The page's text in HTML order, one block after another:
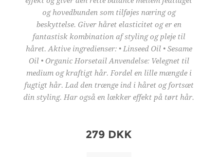
og hovedbunden som tilføjes næring og
beskyttelse. Giver håret elasticitet og er en
fantastisk kombination af styling og pleje til
håret. Aktive ingredienser: • Linseed Oil • Sesame
Oil • Organic Horsetail Anvendelse: Velegnet til
medium og kraftigt hår. Fordel en lille mængde i
fugtigt hår. Lad den trænge ind i håret og fortsæt
din styling. Har også en lækker effekt på tørt hår.
279 DKK